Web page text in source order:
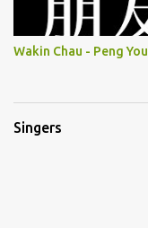
Wakin Chau - Peng You
Singers